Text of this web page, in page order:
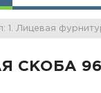
1. Лицевая
СКОБА